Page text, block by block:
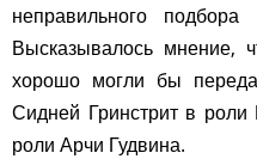
неправильного
Высказывалось мнение,
хорошо могли бы
Сидней Гринстрит в
роли Арчи Гудвина.